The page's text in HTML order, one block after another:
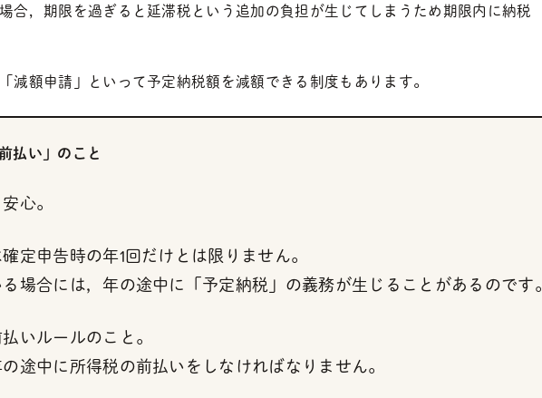
合，期限を過ぎると延滞税という追加の負担が生じてしまうため期限内に納税
減額申請」といって予定納税額を減額できる制度もあります。
払い」のこと
心。
定申告時の年1回だけとは限りません。
場合には，年の途中に「予定納税」の義務が生じることがあるのです。
いルールのこと。
途中に所得税の前払いをしなければなりません。